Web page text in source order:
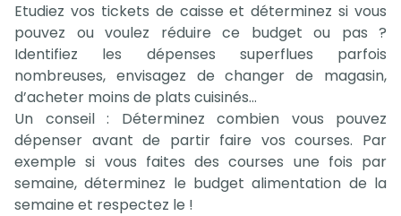
Etudiez vos tickets de caisse et déterminez si vous
pouvez ou voulez réduire ce budget ou pas ?
Identifiez les dépenses superflues parfois
nombreuses, envisagez de changer de magasin,
d’acheter moins de plats cuisinés…
Un conseil : Déterminez combien vous pouvez
dépenser avant de partir faire vos courses. Par
exemple si vous faites des courses une fois par
semaine, déterminez le budget alimentation de la
semaine et respectez le !